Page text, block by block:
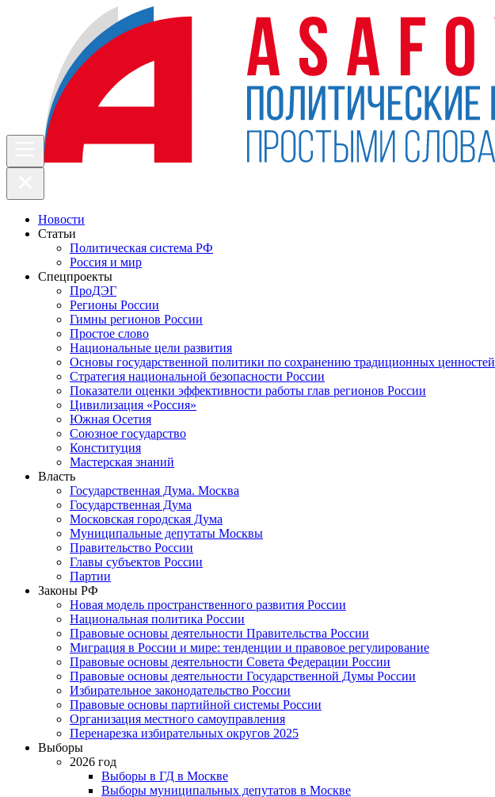
Новости
Статьи
Политическая система РФ
Россия и мир
Спецпроекты
ПроДЭГ
Регионы России
Гимны регионов России
Простое слово
Национальные цели развития
Основы государственной политики по сохранению традиционных ценностей
Стратегия национальной безопасности России
Показатели оценки эффективности работы глав регионов России
Цивилизация «Россия»
Южная Осетия
Союзное государство
Конституция
Мастерская знаний
Власть
Государственная Дума. Москва
Государственная Дума
Московская городская Дума
Муниципальные депутаты Москвы
Правительство России
Главы субъектов России
Партии
Законы РФ
Новая модель пространственного развития России
Национальная политика России
Правовые основы деятельности Правительства России
Миграция в России и мире: тенденции и правовое регулирование
Правовые основы деятельности Совета Федерации России
Правовые основы деятельности Государственной Думы России
Избирательное законодательство России
Правовые основы партийной системы России
Организация местного самоуправления
Перенарезка избирательных округов 2025
Выборы
2026 год
Выборы в ГД в Москве
Выборы муниципальных депутатов в Москве